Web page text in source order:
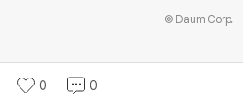
0 0
© Daum Corp.